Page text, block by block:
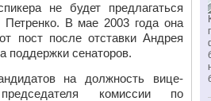
не будет предлагаться
Петренко. В мае 2003 года она
пост после отставки Андрея
поддержки сенаторов.
на должность вице-
комиссии по